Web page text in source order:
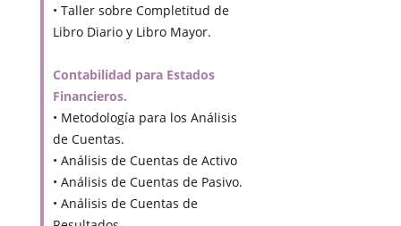
• Taller sobre Completitud de
Libro Diario y Libro Mayor.
Contabilidad para Estados
Financieros.
• Metodología para los Análisis
de Cuentas.
• Análisis de Cuentas de Activo
• Análisis de Cuentas de Pasivo.
• Análisis de Cuentas de